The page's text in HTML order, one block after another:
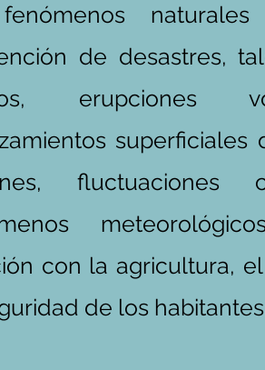
de desastres,
erupciones
superficiales
fluctuaciones
con la agricultura,
de los